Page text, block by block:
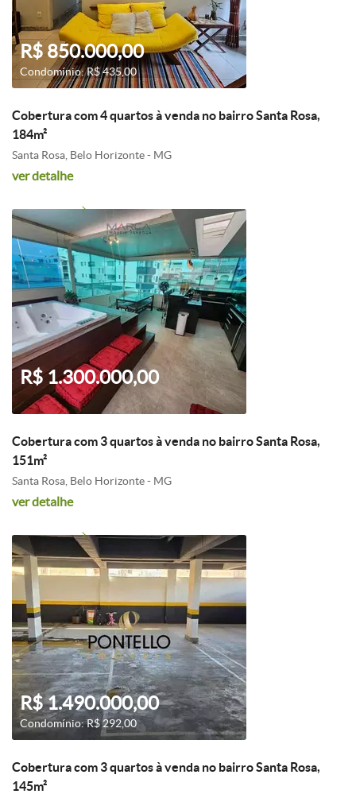
R$ 850.000,00
Condomínio: R$ 435,00
Cobertura com 4 quartos à venda no bairro Santa Rosa,
184m²
Santa Rosa, Belo Horizonte - MG
ver detalhe
R$ 1.300.000,00
Cobertura com 3 quartos à venda no bairro Santa Rosa,
151m²
Santa Rosa, Belo Horizonte - MG
ver detalhe
R$ 1.490.000,00
Condomínio: R$ 292,00
Cobertura com 3 quartos à venda no bairro Santa Rosa,
145m²